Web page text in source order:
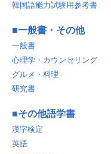
韓国語能力試験用参考書
■一般書・その他
一般書
心理学・カウンセリング
グルメ・料理
研究書
■その他語学書
漢字検定
英語